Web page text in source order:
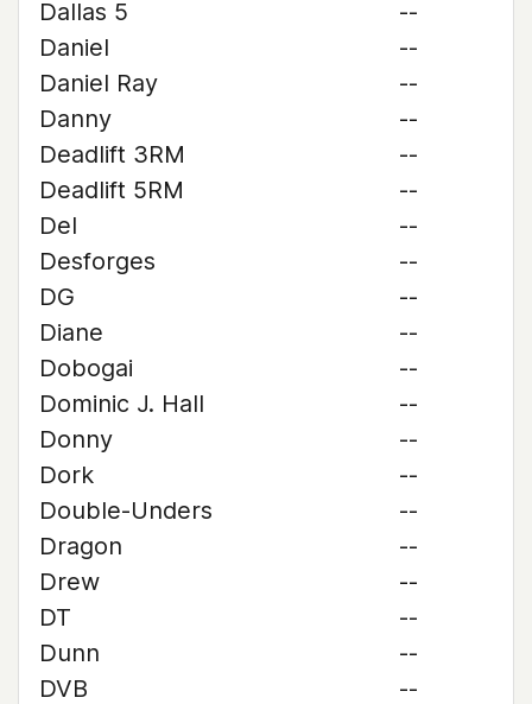
Dallas 5
--
Daniel
--
Daniel Ray
--
Danny
--
Deadlift 3RM
--
Deadlift 5RM
--
Del
--
Desforges
--
DG
--
Diane
--
Dobogai
--
Dominic J. Hall
--
Donny
--
Dork
--
Double-Unders
--
Dragon
--
Drew
--
DT
--
Dunn
--
DVB
--